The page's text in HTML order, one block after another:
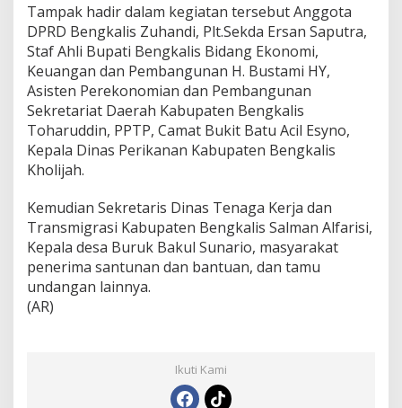
Tampak hadir dalam kegiatan tersebut Anggota
DPRD Bengkalis Zuhandi, Plt.Sekda Ersan Saputra,
Staf Ahli Bupati Bengkalis Bidang Ekonomi,
Keuangan dan Pembangunan H. Bustami HY,
Asisten Perekonomian dan Pembangunan
Sekretariat Daerah Kabupaten Bengkalis
Toharuddin, PPTP, Camat Bukit Batu Acil Esyno,
Kepala Dinas Perikanan Kabupaten Bengkalis
Kholijah.
Kemudian Sekretaris Dinas Tenaga Kerja dan
Transmigrasi Kabupaten Bengkalis Salman Alfarisi,
Kepala desa Buruk Bakul Sunario, masyarakat
penerima santunan dan bantuan, dan tamu
undangan lainnya.
(AR)
Ikuti Kami